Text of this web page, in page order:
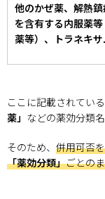
他のかぜ薬、解熱
を含有する内服薬
薬等）、トラネキ
ここに記載されてい
薬」 などの薬効分類
そのため、 併用可否
「薬効分類」ごとの